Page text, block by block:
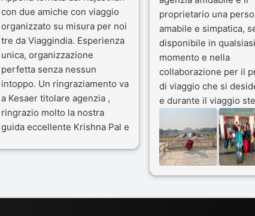
con due amiche con viaggio
organizzato su misura per noi
tre da Viaggindia. Esperienza
unica, organizzazione
perfetta senza nessun
intoppo. Un ringraziamento va
a Kesaer titolare agenzia ,
ringrazio molto la nostra
guida eccellente Krishna Pal e
consiglio questa agenzia
proprietario una
amabile e simpatica,
disponibile in qualsiasi
momento e nella
collaborazione per il
di viaggio che si
e durante il viaggio
Siamo stati 3
India a novembre
amici e il viaggio alla
del Rajasthan e
ai servizi dell' Agenzia